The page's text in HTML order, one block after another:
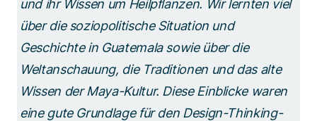
und ihr Wissen um Heilpflanzen. Wir lernten viel
über die soziopolitische Situation und
Geschichte in Guatemala sowie über die
Weltanschauung, die Traditionen und das alte
Wissen der Maya-Kultur. Diese Einblicke waren
eine gute Grundlage für den Design-Thinking-